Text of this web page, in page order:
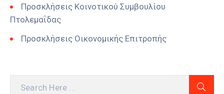
Προσκλήσεις Κοινοτικού Συμβουλίου
Πτολεμαΐδας
Προσκλήσεις Οικονομικής Επιτροπής